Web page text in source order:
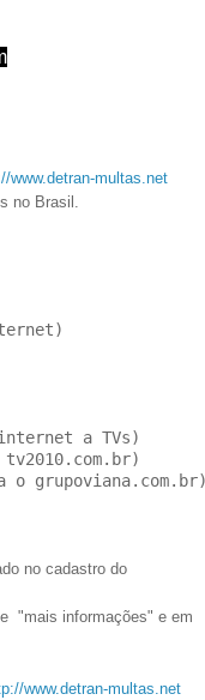
www.detran-multas.net
no Brasil.
a TVs)
o
no cadastro do
"mais informações" e em
www.detran-multas.net